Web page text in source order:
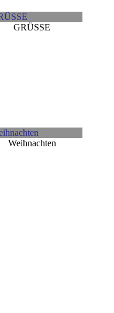
GRÜSSE
Weihnachten